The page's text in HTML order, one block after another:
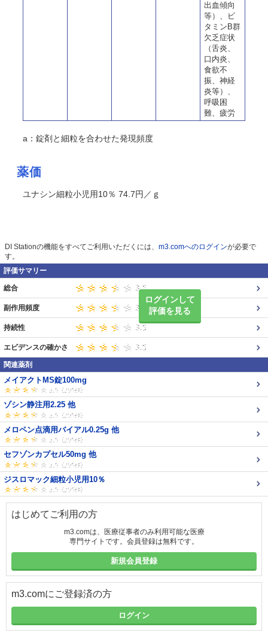
出血傾向
等）、ビ
タミンB群
欠乏症状
（舌炎、
口内炎、
食欲不
振、神経
炎等）、
呼吸困
難、疲労
a：錠剤と細粒を合わせた発現頻度
薬価
ユナシン細粒小児用10％ 74.7円／ｇ
DI Stationの機能をすべてご利用いただくには、 m3.comへのログインが必要で
す。
評価サマリー
ログインして
評価を見る
総合
副作用頻度
持続性
エビデンスの確かさ
関連薬剤
メイアクトMS錠100mg
ゾシン静注用2.25 他
メロペン点滴用バイアル0.25g 他
セフゾンカプセル50mg 他
ジスロマック細粒小児用10％
はじめてご利用の方
m3.comは、医療従事者のみ利用可能な医療
専門サイトです。会員登録は無料です。
新規会員登録
m3.comにご登録済の方
ログイン